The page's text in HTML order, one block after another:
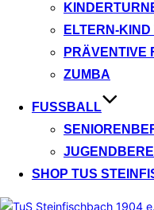
ELTERN-KIND
PRÄVENTIVE
ZUMBA
FUSSBALL
SHOP TUS
Zum